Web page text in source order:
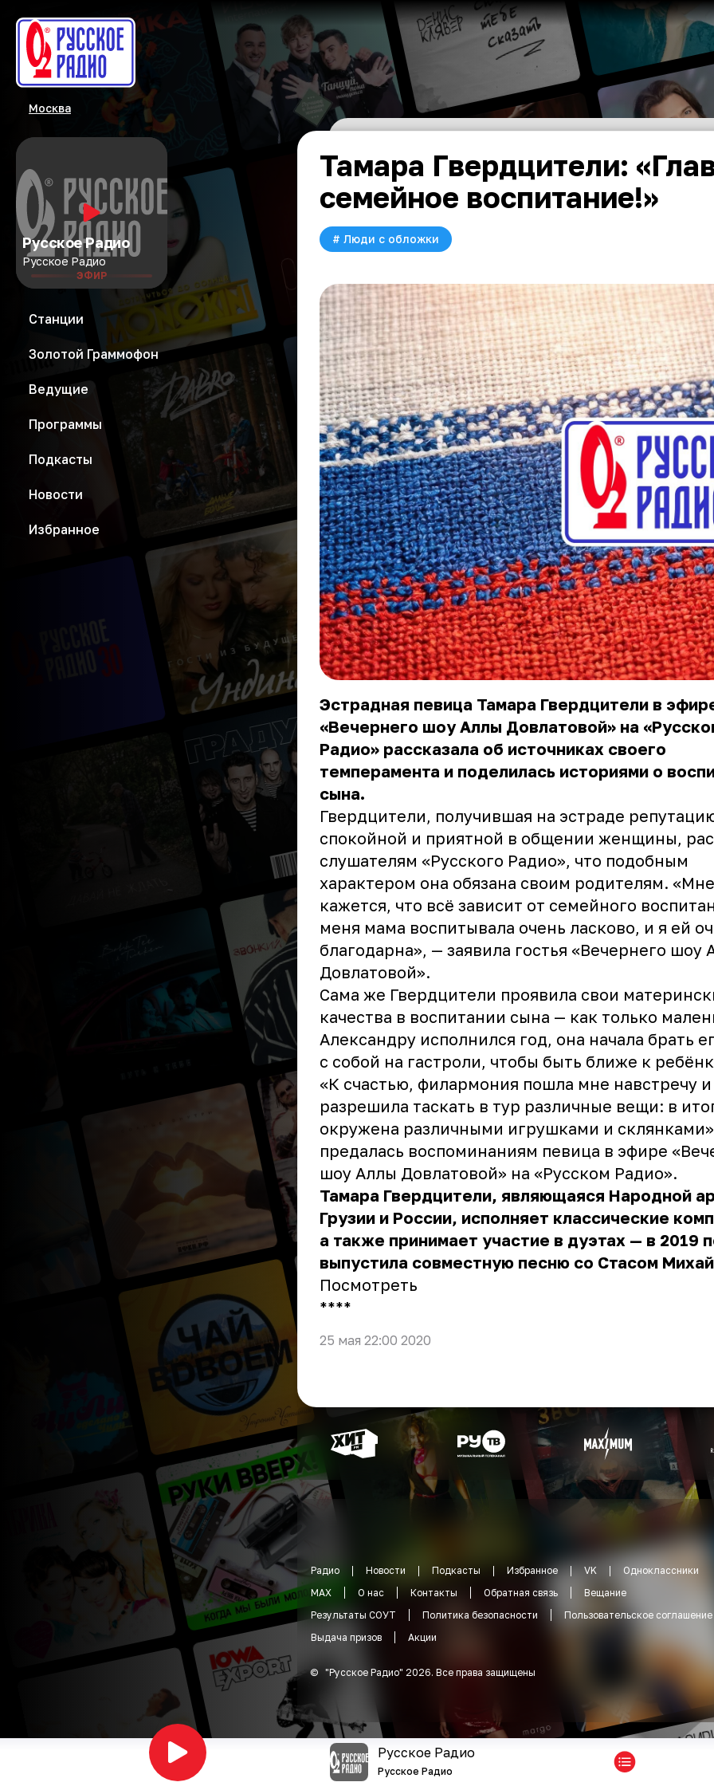
Москва
Русское Радио
Русское Радио
ЭФИР
Станции
Золотой Граммофон
Ведущие
Программы
Подкасты
Новости
Избранное
Тамара Гвердцители:
семейное воспитание!»
# Люди с обложки
Эстрадная певица Тамара Гвердцители в
«Вечернего шоу Аллы Довлатовой» на
Радио» рассказала об источниках своего
темперамента и поделилась историями о
сына.
Гвердцители, получившая на эстраде
спокойной и приятной в общении женщины,
слушателям «Русского Радио», что подобным
характером она обязана своим родителям. «Мне
кажется, что всё зависит от семейного
меня мама воспитывала очень ласково, и я ей
благодарна», — заявила гостья «Вечернего шоу
Довлатовой».
Сама же Гвердцители проявила свои
качества в воспитании сына — как только
Александру исполнился год, она начала брать
с собой на гастроли, чтобы быть ближе к
«К счастью, филармония пошла мне навстречу
разрешила таскать в тур различные вещи: в
окружена различными игрушками и
предалась воспоминаниям певица в эфире
шоу Аллы Довлатовой» на «Русском Радио».
Тамара Гвердцители, являющаяся Народной
Грузии и России, исполняет классические
а также принимает участие в дуэтах — в 2019
выпустила совместную песню со Стасом
Посмотреть
** **
25 мая 22:00 2020
Радио Новости Подкасты Избранное VK
Одноклассники
MAX
О нас Контакты Обратная связь
Вещание
Результаты СОУТ
Политика безопасности
Пользовательское соглашение
Выдача призов
Акции
© "Русское Радио" 2026. Все права защищены
Русское Радио
Русское Радио